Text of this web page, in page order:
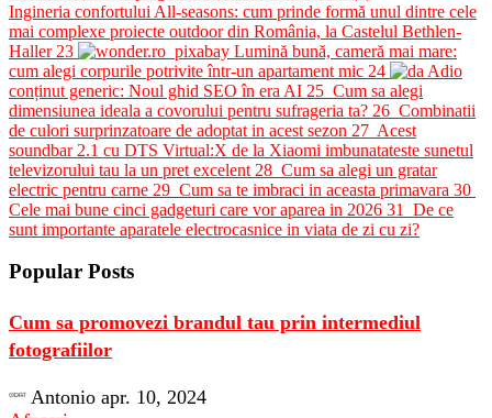
Ingineria confortului All-seasons: cum prinde formă unul dintre cele
mai complexe proiecte outdoor din România, la Castelul Bethlen-
Haller 23
Lumină bună, cameră mai mare:
cum alegi corpurile potrivite într-un apartament mic 24
Adio
conținut generic: Noul ghid SEO în era AI 25 Cum sa alegi
dimensiunea ideala a covorului pentru sufrageria ta? 26 Combinatii
de culori surprinzatoare de adoptat in acest sezon 27 Acest
soundbar 2.1 cu DTS Virtual:X de la Xiaomi imbunatateste sunetul
televizorului tau la un pret excelent 28 Cum sa alegi un gratar
electric pentru carne 29 Cum sa te imbraci in aceasta primavara 30
Cele mai bune cinci gadgeturi care vor aparea in 2026 31
De ce
sunt importante aparatele electrocasnice in viata de zi cu zi?
Popular Posts
Cum sa promovezi brandul tau prin intermediul
fotografiilor
Antonio apr. 10, 2024